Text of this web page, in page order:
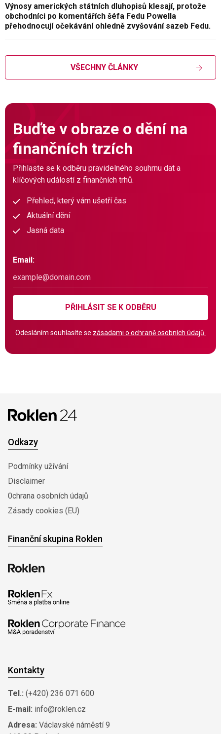
Výnosy amerických státních dluhopisů klesají, protože
obchodníci po komentářích šéfa Fedu Powella
přehodnocují očekávání ohledně zvyšování sazeb Fedu.
VŠECHNY ČLÁNKY
Buďte v obraze o dění na
finančních trzích
Přihlaste se k odběru pravidelného souhrnu dat a
klíčových událostí z finančních trhů.
Přehled, který vám ušetří čas
Aktuální dění
Jasná data
Email:
PŘIHLÁSIT SE K ODBĚRU
Odesláním souhlasíte se zásadami o ochraně osobních údajů.
Odkazy
Podmínky užívání
Disclaimer
0chrana osobních údajů
Zásady cookies (EU)
Finanční skupina Roklen
Kontakty
Tel.: (+420) 236 071 600
E-mail: info@roklen.cz
Adresa: Václavské náměstí 9